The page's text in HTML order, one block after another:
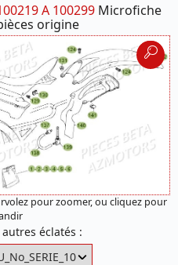
A 100299 Microfiche
origine
pour zoomer, ou cliquez pour
éclatés :